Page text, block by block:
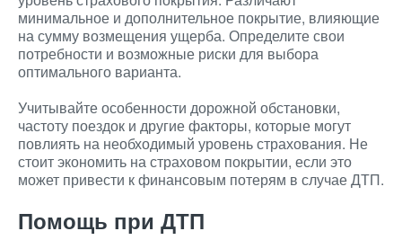
минимальное и дополнительное покрытие, влияющие
на сумму возмещения ущерба. Определите свои
потребности и возможные риски для выбора
оптимального варианта.
Учитывайте особенности дорожной обстановки,
частоту поездок и другие факторы, которые могут
повлиять на необходимый уровень страхования. Не
стоит экономить на страховом покрытии, если это
может привести к финансовым потерям в случае ДТП.
Помощь при ДТП